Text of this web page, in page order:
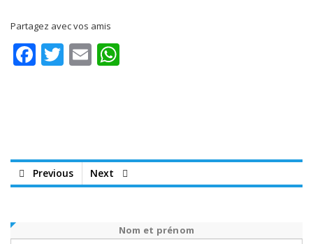
Partagez avec vos amis
Facebook
Twitter
Email
Previous Next
Nom et prénom